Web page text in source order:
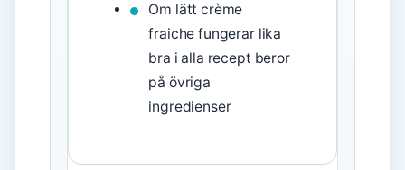
Om lätt crème
fraiche fungerar lika
bra i alla recept beror
på övriga
ingredienser